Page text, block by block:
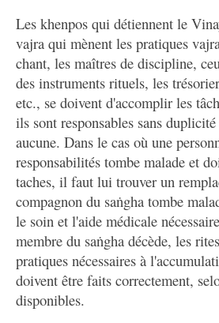
Les khenpos qui détiennent le
vajra qui mènent les pratiques
chant, les maîtres de discipline,
des instruments rituels, les
etc., se doivent d'accomplir les
ils sont responsables sans
aucune. Dans le cas où une
responsabilités tombe malade et
taches, il faut lui trouver un
compagnon du saṅgha tombe
le soin et l'aide médicale
membre du saṅgha décède, les
pratiques nécessaires à
doivent être faits correctement,
disponibles.